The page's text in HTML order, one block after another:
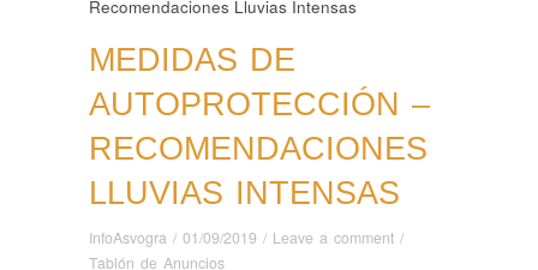
MEDIDAS DE
AUTOPROTECCIÓN –
RECOMENDACIONES
LLUVIAS INTENSAS
InfoAsvogra / 01/09/2019 / Leave a comment /
Tablón de Anuncios